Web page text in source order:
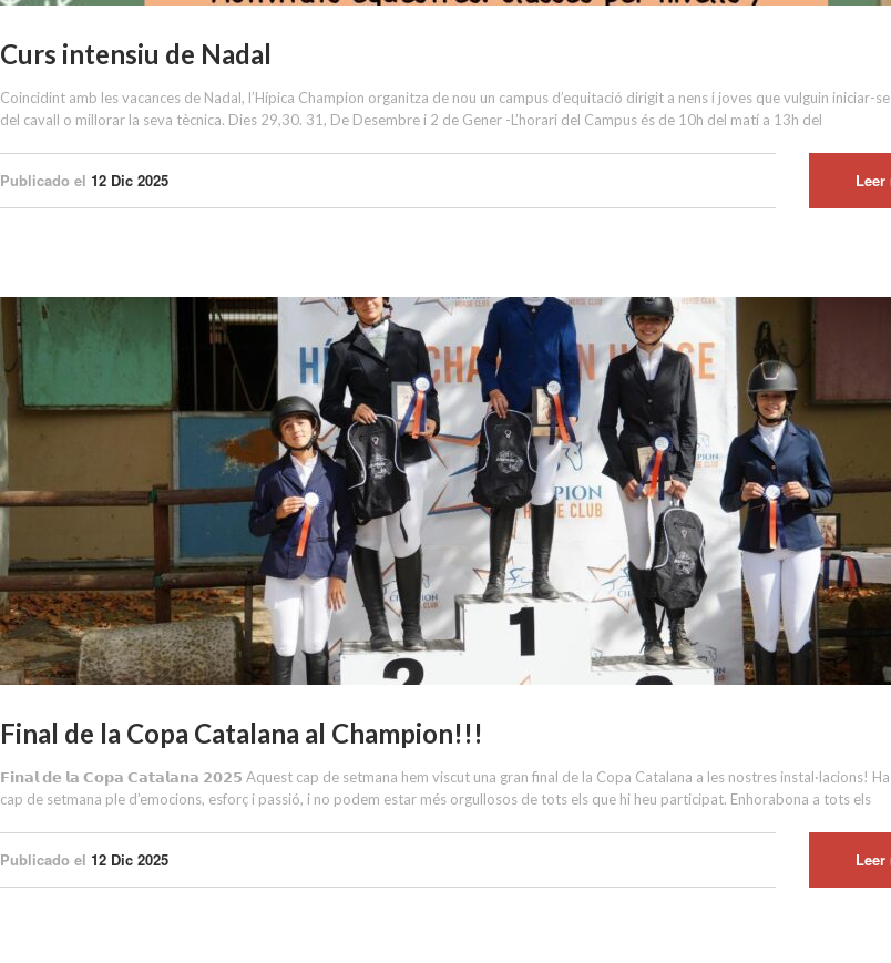
Curs intensiu de Nadal
Coincidint amb les vacances de Nadal, l’Hípica Champion organitza de nou un campus d’equitació dirigit a nens i joves que vulguin iniciar-
del cavall o millorar la seva tècnica. Dies 29,30. 31, De Desembre i 2 de Gener -L’horari del Campus és de 10h del matí a 13h del
Publicado el 12 Dic 2025 Leer
Final de la Copa Catalana al Champion!!!
𝗙𝗶𝗻𝗮𝗹 𝗱𝗲 𝗹𝗮 𝗖𝗼𝗽𝗮 𝗖𝗮𝘁𝗮𝗹𝗮𝗻𝗮 𝟮𝟬𝟮𝟱 Aquest cap de setmana hem viscut una gran final de la Copa Catalana a les nostres instal·lacions!
cap de setmana ple d’emocions, esforç i passió, i no podem estar més orgullosos de tots els que hi heu participat. Enhorabona a tots els
Publicado el 12 Dic 2025 Leer